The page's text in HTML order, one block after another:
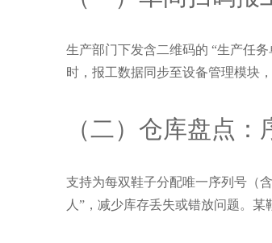
生产部门下发含二维码的 “生产任
时，报工数据同步至设备管理模块
（二）仓库盘点
支持为每双鞋子分配唯一序列号（
人”，减少库存丢失或错放问题。某